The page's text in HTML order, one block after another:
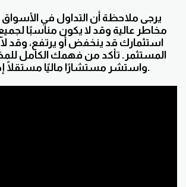
يرجى ملاحظة أن التداول في الأسواق
مخاطر عالية وقد لا يكون مناسبًا
استثمارك قد ينخفض أو يرتفع، وقد لا
المستثمر. تأكد من فهمك الكامل
واستشر مستشارًا ماليًا مستقلًا إذا لزم الأمر.